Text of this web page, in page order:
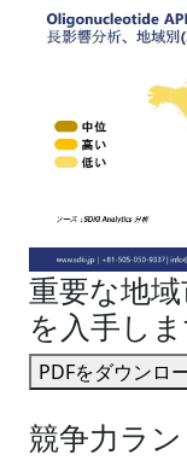
重要な地
を入手しま
PDFをダウンロ
競争力ラ